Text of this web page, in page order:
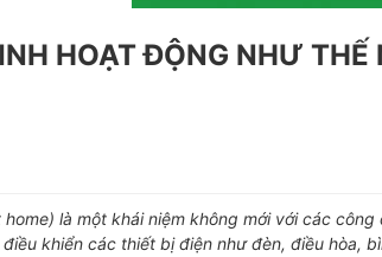
HOẠT ĐỘNG NHƯ THẾ
là một khái niệm không mới với các
khiển các thiết bị điện như đèn, điều hòa,